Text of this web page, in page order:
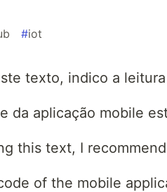
#iot
texto, indico a
da aplicação mobile
this text, I
of the mobile